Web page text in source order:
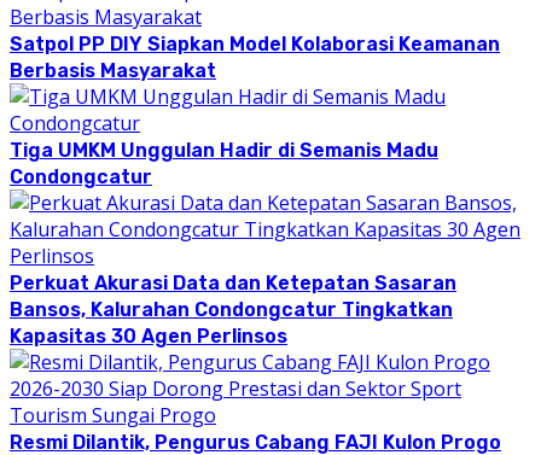
Satpol PP DIY Siapkan Model Kolaborasi Keamanan
Berbasis Masyarakat
Tiga UMKM Unggulan Hadir di Semanis Madu
Condongcatur
Perkuat Akurasi Data dan Ketepatan Sasaran
Bansos, Kalurahan Condongcatur Tingkatkan
Kapasitas 30 Agen Perlinsos
Resmi Dilantik, Pengurus Cabang FAJI Kulon Progo